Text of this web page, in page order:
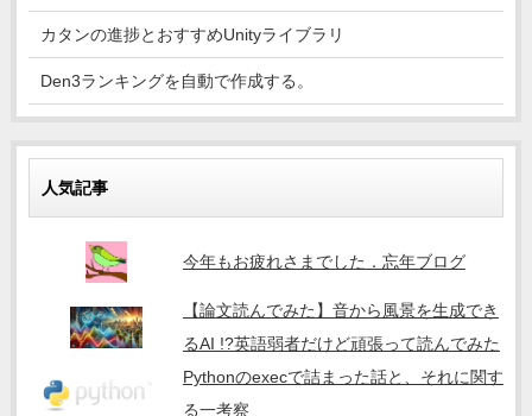
カタンの進捗とおすすめUnityライブラリ
Den3ランキングを自動で作成する。
人気記事
今年もお疲れさまでした．忘年ブログ
【論文読んでみた】音から風景を生成でき
るAI !?英語弱者だけど頑張って読んでみた
Pythonのexecで詰まった話と、それに関す
る一考察